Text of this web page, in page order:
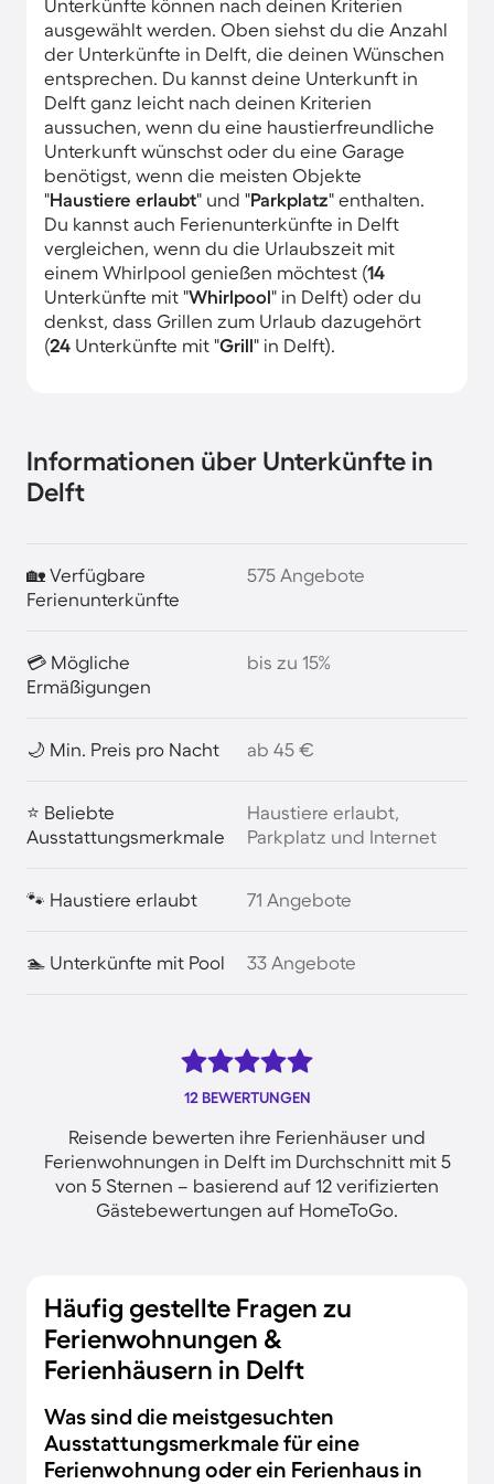
Unterkünfte können nach deinen Kriterien
ausgewählt werden. Oben siehst du die Anzahl
der Unterkünfte in Delft, die deinen Wünschen
entsprechen. Du kannst deine Unterkunft in
Delft ganz leicht nach deinen Kriterien
aussuchen, wenn du eine haustierfreundliche
Unterkunft wünschst oder du eine Garage
benötigst, wenn die meisten Objekte
"Haustiere erlaubt" und "Parkplatz" enthalten.
Du kannst auch Ferienunterkünfte in Delft
vergleichen, wenn du die Urlaubszeit mit
einem Whirlpool genießen möchtest (14
Unterkünfte mit "Whirlpool" in Delft) oder du
denkst, dass Grillen zum Urlaub dazugehört
(24 Unterkünfte mit "Grill" in Delft).
Informationen über Unterkünfte in
Delft
🏡 Verfügbare
Ferienunterkünfte
575 Angebote
💳 Mögliche
Ermäßigungen
bis zu 15%
🌙 Min. Preis pro Nacht ab 45 €
⭐ Beliebte
Ausstattungsmerkmale
Haustiere erlaubt,
Parkplatz und Internet
🐾 Haustiere erlaubt 71 Angebote
🏊 Unterkünfte mit Pool 33 Angebote
12 BEWERTUNGEN
Reisende bewerten ihre Ferienhäuser und
Ferienwohnungen in Delft im Durchschnitt mit 5
von 5 Sternen – basierend auf 12 verifizierten
Gästebewertungen auf HomeToGo.
Häufig gestellte Fragen zu
Ferienwohnungen &
Ferienhäusern in Delft
Was sind die meistgesuchten
Ausstattungsmerkmale für eine
Ferienwohnung oder ein Ferienhaus in